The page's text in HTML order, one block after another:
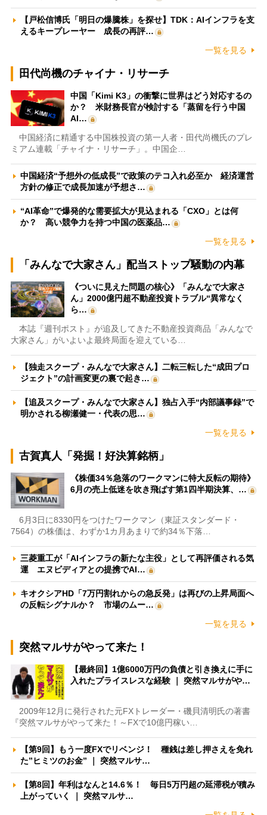
【戸松信博氏「明日の爆騰株」を探せ】TDK：AIインフラを支
えるキープレーヤー 成長の再評…
一覧を見る
田代尚機のチャイナ・リサーチ
中国「Kimi K3」の衝撃に世界はどう対応するの
か？ 米財務長官が検討する「蒸留を行う中国
AI…
中国経済に精通する中国株投資の第一人者・田代尚機氏のプレ
ミアム連載「チャイナ・リサーチ」。中国企…
中国経済“予想外の低成長”で政策のテコ入れ必至か 経済運営
方針の修正で成長加速が予想さ…
“AI革命”で爆発的な需要拡大が見込まれる「CXO」とは何
か？ 高い競争力を持つ中国の医薬品…
一覧を見る
「みんなで大家さん」配当ストップ騒動の内幕
《ついに見えた問題の核心》「みんなで大家さ
ん」2000億円超不動産投資トラブル“異常なく
ら…
本誌『週刊ポスト』が追及してきた不動産投資商品「みんなで
大家さん」がいよいよ最終局面を迎えている…
【独走スクープ・みんなで大家さん】二転三転した“成田プロ
ジェクト”の計画変更の裏で起き…
【追及スクープ・みんなで大家さん】独占入手“内部議事録”で
明かされる柳瀬健一・代表の思…
一覧を見る
古賀真人「発掘！好決算銘柄」
《株価34％急落のワークマンに特大反転の期待》
6月の売上低迷を吹き飛ばす第1四半期決算、…
6月3日に8330円をつけたワークマン（東証スタンダード・
7564）の株価は、わずか1カ月あまりで約34％下落…
三菱重工が「AIインフラの新たな主役」として再評価される気
運 エヌビディアとの提携でAI…
キオクシアHD「7万円割れからの急反発」は再びの上昇局面へ
の反転シグナルか？ 市場のムー…
一覧を見る
突然マルサがやって来た！
【最終回】1億6000万円の負債と引き換えに手に
入れたプライスレスな経験 ｜ 突然マルサがや…
2009年12月に発行された元FXトレーダー・磯貝清明氏の著書
『突然マルサがやって来た！～FXで10億円稼い…
【第9回】もう一度FXでリベンジ！ 種銭は差し押さえを免れ
た”ヒミツのお金” ｜ 突然マルサ…
【第8回】年利はなんと14.6％！ 毎日5万円超の延滞税が積み
上がっていく ｜ 突然マルサ…